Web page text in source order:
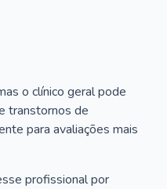
o clínico geral pode
transtornos de
para avaliações mais
profissional por